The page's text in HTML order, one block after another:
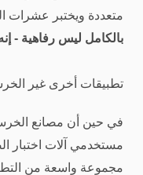
متعددة ويختبر عشرات
بالكامل ليس رفاهية -
تطبيقات أخرى غير
في حين أن مصانع
مستخدمي آلات اختبار
مجموعة واسعة من